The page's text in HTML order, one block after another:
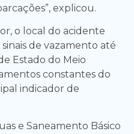
explicou.
o local do acidente
de vazamento até
Estado do Meio
constantes do
indicador de
e Saneamento Básico